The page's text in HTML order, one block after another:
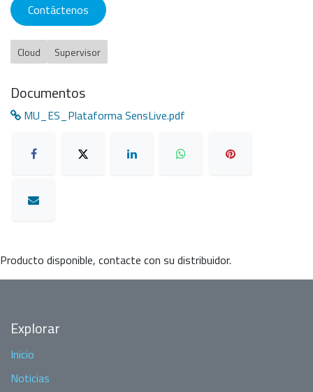
Contáctenos
Cloud Supervisor
Documentos
MU_ES_Plataforma SensLive.pdf
Producto disponible, contacte con su distribuidor.
Explorar
Inicio
Noticias